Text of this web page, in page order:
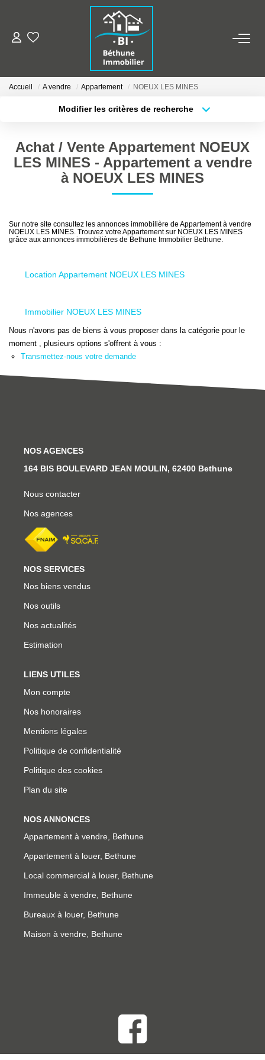
ALERTE MAILS
Qui Sommes Nous
Nos Contacts
Nos Actualités
NOS BIENS
Investisseurs
SERVICES
Ventes-Locations
Accueil A vendre Appartement NOEUX LES MINES
Modifier les critères de recherche
Sélectionnez...
Type de bien
Surface min
Achat / Vente Appartement NOEUX
LES MINES - Appartement a vendre
à NOEUX LES MINES
Sur notre site consultez les annonces immobilière de Appartement à vendre
NOEUX LES MINES. Trouvez votre Appartement sur NOEUX LES MINES
grâce aux annonces immobilières de Bethune Immobilier Bethune.
Location Appartement NOEUX LES MINES
Immobilier NOEUX LES MINES
Nous n'avons pas de biens à vous proposer dans la catégorie pour le
moment , plusieurs options s'offrent à vous :
Transmettez-nous votre demande
NOS AGENCES
164 BIS BOULEVARD JEAN MOULIN, 62400 Bethune
Nous contacter
Nos agences
NOS SERVICES
Nos biens vendus
Nos outils
Nos actualités
Estimation
LIENS UTILES
Mon compte
Nos honoraires
Mentions légales
Politique de confidentialité
Politique des cookies
Plan du site
NOS ANNONCES
Appartement à vendre, Bethune
Appartement à louer, Bethune
Local commercial à louer, Bethune
Immeuble à vendre, Bethune
Bureaux à louer, Bethune
Maison à vendre, Bethune